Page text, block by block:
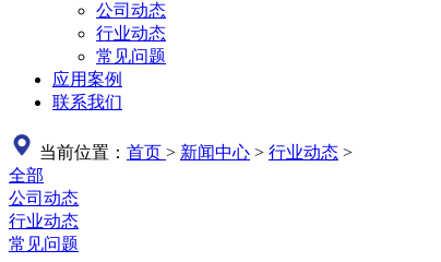
公司动态
行业动态
常见问题
应用案例
联系我们
当前位置： 首页 > 新闻中心 > 行业动态 >
全部
公司动态
行业动态
常见问题